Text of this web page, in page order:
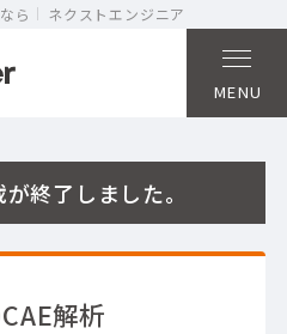
ら ネクストエンジニア
MENU
終了しました。
解析